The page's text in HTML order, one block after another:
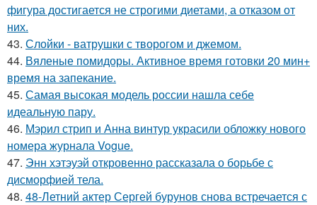
фигура достигается не строгими диетами, а отказом от
них.
43. Слойки - ватрушки с творогом и джемом.
44. Вяленые помидоры. Активное время готовки 20 мин+
время на запекание.
45. Самая высокая модель россии нашла себе
идеальную пару.
46. Мэрил стрип и Анна винтур украсили обложку нового
номера журнала Vogue.
47. Энн хэтэуэй откровенно рассказала о борьбе с
дисморфией тела.
48. 48-Летний актер Сергей бурунов снова встречается с